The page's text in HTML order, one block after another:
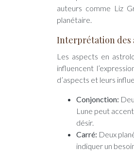
auteurs comme Liz
planétaire.
Interprétation des
Les aspects en
influencent
d’aspects et leurs
Conjonction:
Lune peut
désir.
Carré: Deux
indiquer un